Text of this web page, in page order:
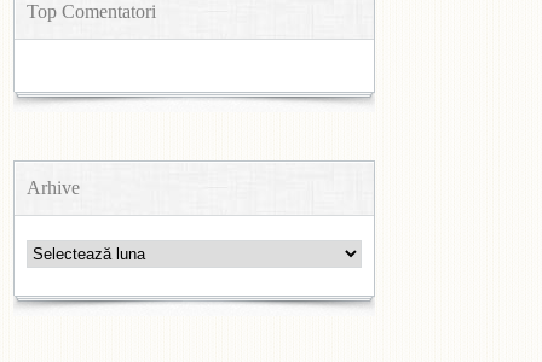
Top Comentatori
Arhive
Arhive